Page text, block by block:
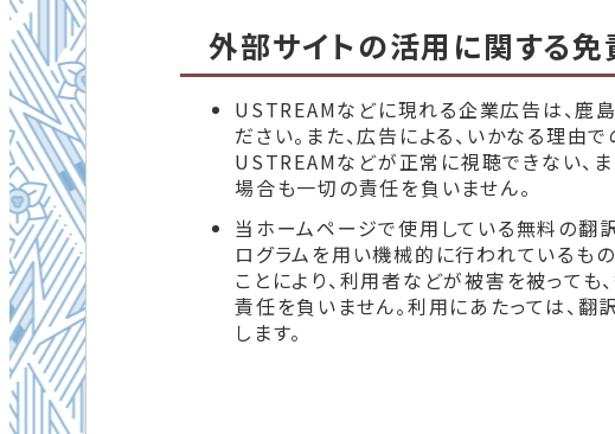
外部サイトの活用に関する免
USTREAMなどに現れる企業広告は、鹿
ださい。また、広告による、いかなる理由
USTREAMなどが正常に視聴できない、
場合も一切の責任を負いません。
当ホームページで使用している無料の翻
ログラムを用い機械的に行われているも
ことにより、利用者などが被害を被って
責任を負いません。利用にあたっては、
します。